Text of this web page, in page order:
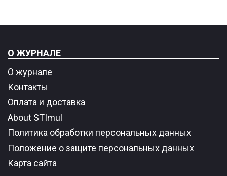
О ЖУРНАЛЕ
О журнале
Контакты
Оплата и доставка
About STImul
Политика обработки персональных данных
Положение о защите персональных данных
Карта сайта